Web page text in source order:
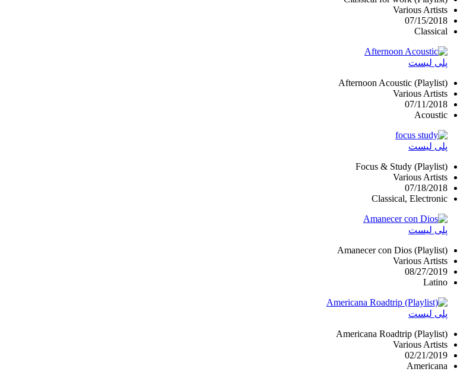
Various Artists
07/15/2018
Classical
پلی لیست
Afternoon Acoustic (Playlist)
Various Artists
07/11/2018
Acoustic
پلی لیست
Focus & Study (Playlist)
Various Artists
07/18/2018
Classical, Electronic
پلی لیست
Amanecer con Dios (Playlist)
Various Artists
08/27/2019
Latino
پلی لیست
Americana Roadtrip (Playlist)
Various Artists
02/21/2019
Americana